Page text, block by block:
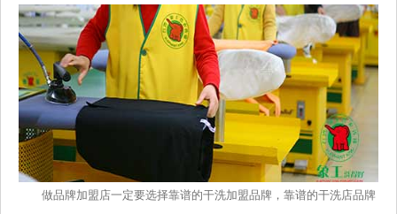
做品牌加盟店一定要选择靠谱的干洗加盟品牌，靠谱的干洗店品牌